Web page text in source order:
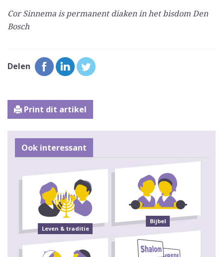
Cor Sinnema is permanent diaken in het bisdom Den
Bosch
Delen
Print dit artikel
Ook interessant
Leven & traditie
Bijbel